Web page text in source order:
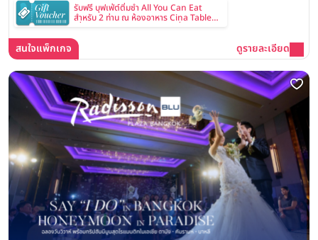
รับฟรี บุฟเฟ่ต์ติ่มซำ All You Can Eat
สำหรับ 2 ท่าน ณ ห้องอาหาร Cina Table
แต่งงาน
สนใจแพ็กเกจ ดูรายละเอียด